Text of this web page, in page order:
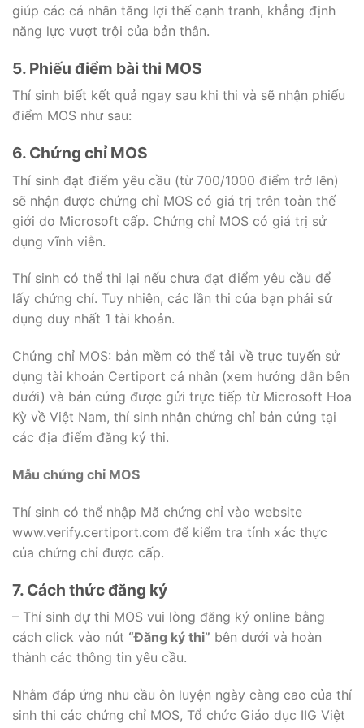
giúp các cá nhân tăng lợi thế cạnh tranh, khẳng định
năng lực vượt trội của bản thân.
5. Phiếu điểm bài thi MOS
Thí sinh biết kết quả ngay sau khi thi và sẽ nhận phiếu
điểm MOS như sau:
6. Chứng chỉ MOS
Thí sinh đạt điểm yêu cầu (từ 700/1000 điểm trở lên)
sẽ nhận được chứng chỉ MOS có giá trị trên toàn thế
giới do Microsoft cấp. Chứng chỉ MOS có giá trị sử
dụng vĩnh viễn.
Thí sinh có thể thi lại nếu chưa đạt điểm yêu cầu để
lấy chứng chỉ. Tuy nhiên, các lần thi của bạn phải sử
dụng duy nhất 1 tài khoản.
Chứng chỉ MOS: bản mềm có thể tải về trực tuyến sử
dụng tài khoản Certiport cá nhân (xem hướng dẫn bên
dưới) và bản cứng được gửi trực tiếp từ Microsoft Hoa
Kỳ về Việt Nam, thí sinh nhận chứng chỉ bản cứng tại
các địa điểm đăng ký thi.
Mẫu chứng chỉ MOS
Thí sinh có thể nhập Mã chứng chỉ vào website
www.verify.certiport.com để kiểm tra tính xác thực
của chứng chỉ được cấp.
7. Cách thức đăng ký
– Thí sinh dự thi MOS vui lòng đăng ký online bằng
cách click vào nút “Đăng ký thi” bên dưới và hoàn
thành các thông tin yêu cầu.
Nhằm đáp ứng nhu cầu ôn luyện ngày càng cao của thí
sinh thi các chứng chỉ MOS, Tổ chức Giáo dục IIG Việt